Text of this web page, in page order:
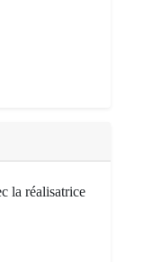
la réalisatrice